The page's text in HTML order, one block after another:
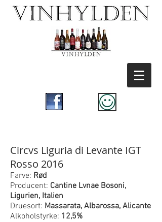
Circvs Liguria di Levante IGT
Rosso 2016
Farve: Rød
Producent: Cantine Lvnae Bosoni,
Ligurien, Italien
Druesort: Massarata, Albarossa, Alicante
Alkoholstyrke: 12,5%